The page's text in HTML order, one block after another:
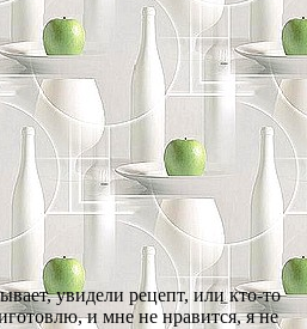
увидели рецепт, или кто-то
и мне не нравится, я не